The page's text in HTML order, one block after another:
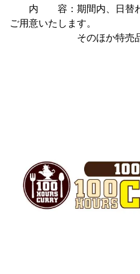
内 容：期間内、日替わ
ご用意いたします。
そのほか特売品を多